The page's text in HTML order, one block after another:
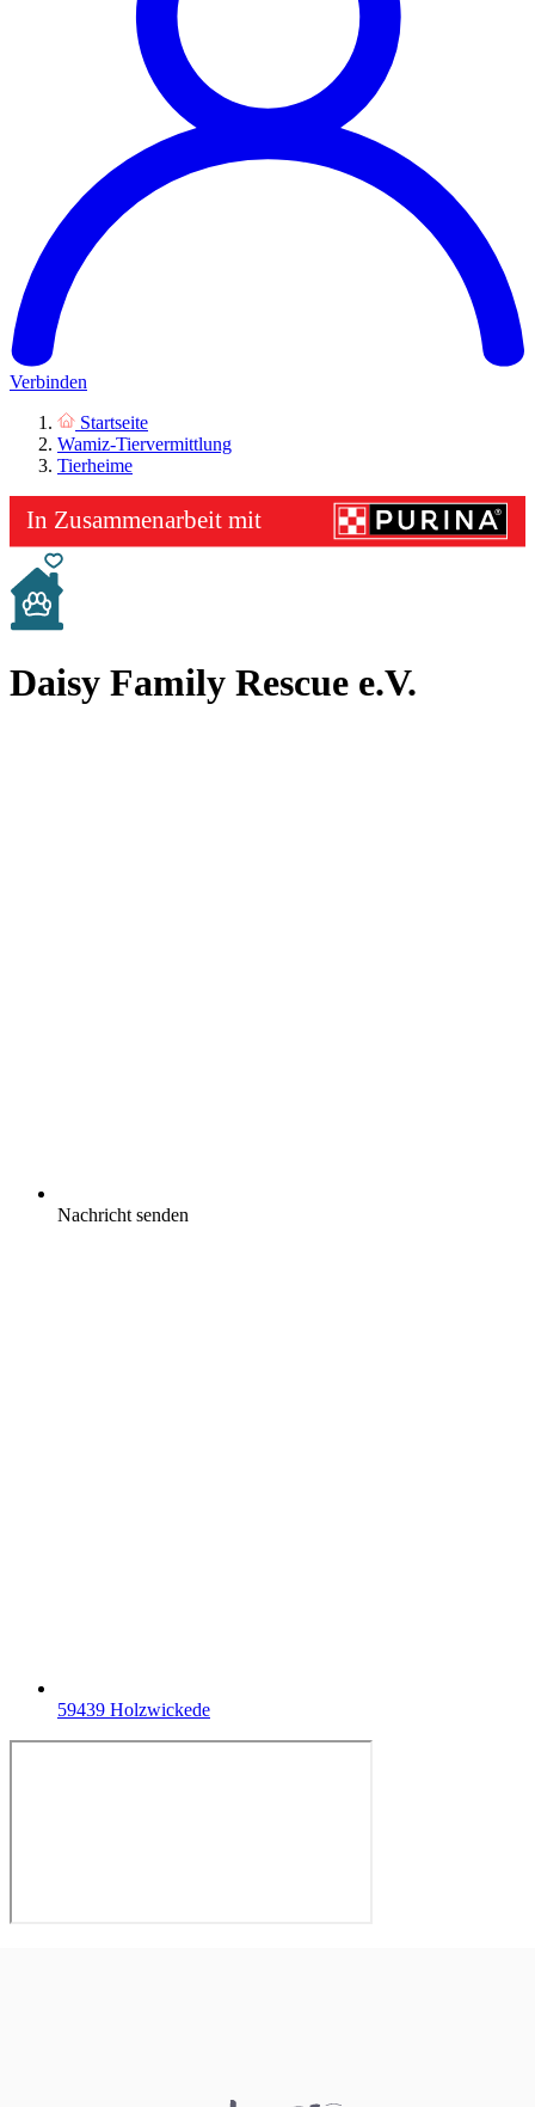
Verbinden
Startseite
Wamiz-Tiervermittlung
Tierheime
Daisy Family Rescue e.V.
Nachricht senden
59439 Holzwickede